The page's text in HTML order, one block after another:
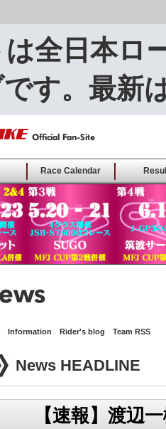
全日本ロ
す。最新
ALL
Offical
Race Calendar
Information Rider's blog Team RSS
News HEADLINE
【速報】渡辺